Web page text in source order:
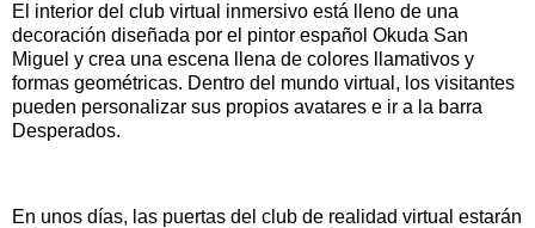
El interior del club virtual inmersivo está lleno de una
decoración diseñada por el pintor español Okuda San
Miguel y crea una escena llena de colores llamativos y
formas geométricas. Dentro del mundo virtual, los visitantes
pueden personalizar sus propios avatares e ir a la barra
Desperados.
En unos días, las puertas del club de realidad virtual estarán